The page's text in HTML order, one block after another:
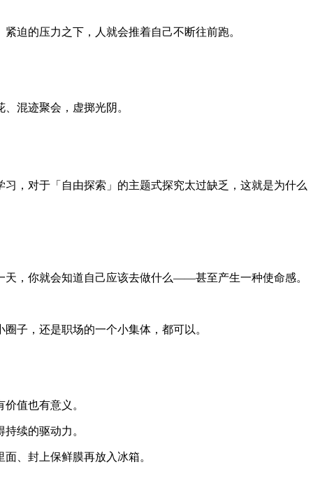
迫的压力之下，人就会推着自己不断往前跑。
混迹聚会，虚掷光阴。
，对于「自由探索」的主题式探究太过缺乏，这就是为什么
，你就会知道自己应该去做什么——甚至产生一种使命感。
子，还是职场的一个小集体，都可以。
值也有意义。
续的驱动力。
、封上保鲜膜再放入冰箱。